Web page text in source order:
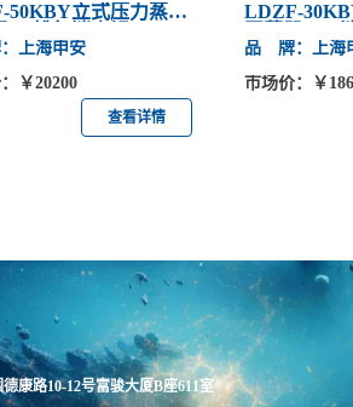
50KBY立式压力蒸汽
上海申安
￥20200
查看详情
LDZF-
品 牌：上海
市场价：￥
康路10-12号富骏大厦B座611室